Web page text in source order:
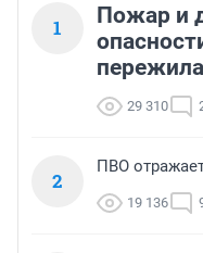
1
Пожар и
29 310
2
ПВО
19 136